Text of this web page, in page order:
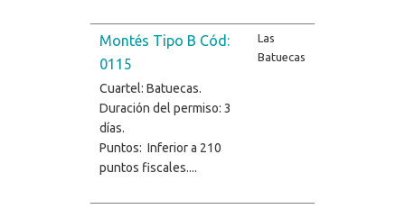
Montés Tipo B Cód:
0115
Cuartel: Batuecas.
Duración del permiso: 3
días.
Puntos: Inferior a 210
puntos fiscales....
Las
Batuecas